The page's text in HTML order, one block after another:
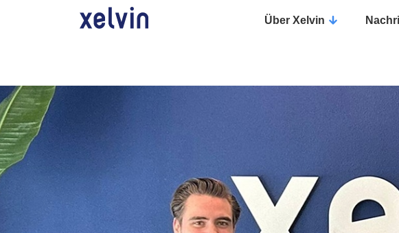
Über Xelvin